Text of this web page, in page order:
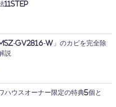
11STEP
GV2816-W」のカビを完全除
説
ハウスオーナー限定の特典5個と